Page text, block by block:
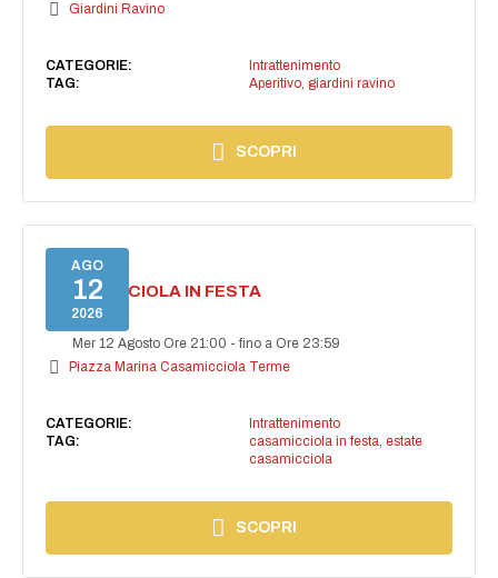
Giardini Ravino
CATEGORIE:
Intrattenimento
TAG:
Aperitivo, giardini ravino
SCOPRI
AGO
12
2026
CASAMICCIOLA IN FESTA
Mer 12 Agosto Ore 21:00 -fino a Ore 23:59
Piazza Marina Casamicciola Terme
CATEGORIE:
Intrattenimento
TAG:
casamicciola in festa, estate
casamicciola
SCOPRI